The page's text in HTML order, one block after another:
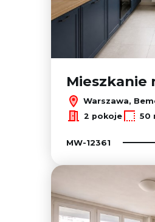
Mieszkanie
Warszawa,
2 pokoje 50
MW-12361